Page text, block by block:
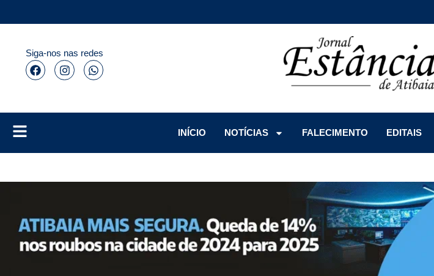
Siga-nos nas redes
INÍCIO
NOTÍCIAS FALECIMENTO EDITAIS